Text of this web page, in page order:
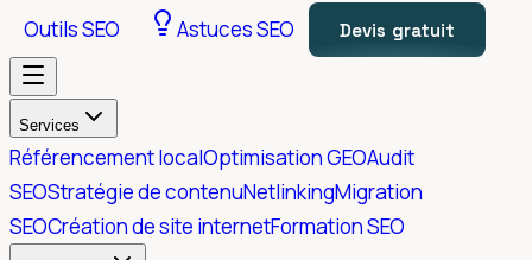
Outils SEO
Astuces SEO Devis gratuit
Services
Référencement localOptimisation GEOAudit
SEOStratégie de contenuNetlinkingMigration
SEOCréation de site internetFormation SEO